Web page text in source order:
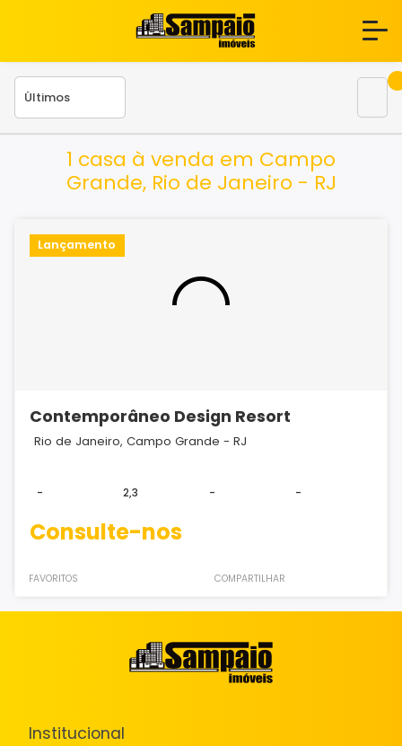
1 casa à venda em Campo
Grande, Rio de Janeiro - RJ
Lançamento
Contemporâneo Design Resort
Rio de Janeiro, Campo Grande - RJ
- 2,3 - -
Consulte-nos
FAVORITOS COMPARTILHAR
Institucional